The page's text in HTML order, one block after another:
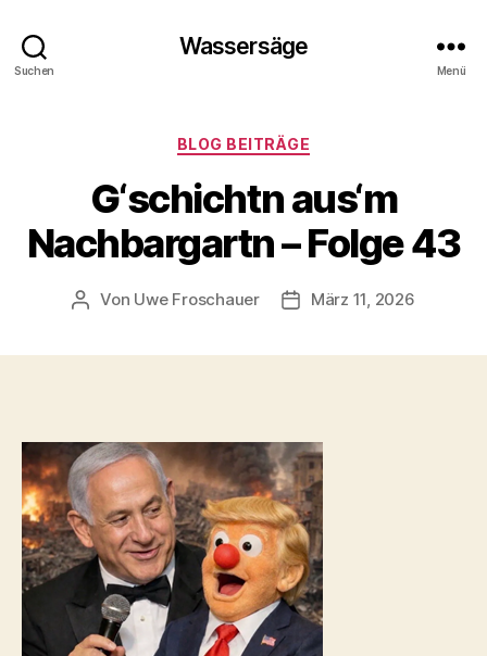
Suchen
Wassersäge
Menü
Kategorien
BLOG BEITRÄGE
G‘schichtn aus‘m
Nachbargartn – Folge 43
Beitragsautor
Von Uwe Froschauer Beitragsdatum
März 11, 2026